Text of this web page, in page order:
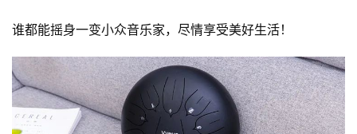
谁都能摇身一变小众音乐家，尽情享受美好生活！